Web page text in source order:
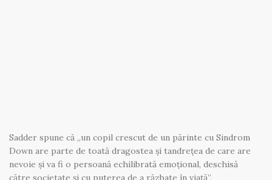
Sadder spune că „un copil crescut de un părinte cu Sindrom
Down are parte de toată dragostea și tandrețea de care are
nevoie și va fi o persoană echilibrată emoțional, deschisă
către societate și cu puterea de a răzbate în viață”.